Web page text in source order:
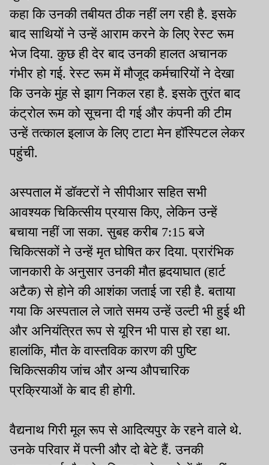
कहा कि उनकी तबीयत ठीक नहीं लग रही है. इसके
बाद साथियों ने उन्हें आराम करने के लिए रेस्ट रूम
भेज दिया. कुछ ही देर बाद उनकी हालत अचानक
गंभीर हो गई. रेस्ट रूम में मौजूद कर्मचारियों ने देखा
कि उनके मुंह से झाग निकल रहा है. इसके तुरंत बाद
कंट्रोल रूम को सूचना दी गई और कंपनी की टीम
उन्हें तत्काल इलाज के लिए टाटा मेन हॉस्पिटल लेकर
पहुंची.
अस्पताल में डॉक्टरों ने सीपीआर सहित सभी
आवश्यक चिकित्सीय प्रयास किए, लेकिन उन्हें
बचाया नहीं जा सका. सुबह करीब 7:15 बजे
चिकित्सकों ने उन्हें मृत घोषित कर दिया. प्रारंभिक
जानकारी के अनुसार उनकी मौत हृदयाघात (हार्ट
अटैक) से होने की आशंका जताई जा रही है. बताया
गया कि अस्पताल ले जाते समय उन्हें उल्टी भी हुई थी
और अनियंत्रित रूप से यूरिन भी पास हो रहा था.
हालांकि, मौत के वास्तविक कारण की पुष्टि
चिकित्सकीय जांच और अन्य औपचारिक
प्रक्रियाओं के बाद ही होगी.
वैद्यनाथ गिरी मूल रूप से आदित्यपुर के रहने वाले थे.
उनके परिवार में पत्नी और दो बेटे हैं. उनकी